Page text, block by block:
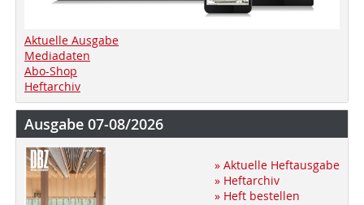
Aktuelle Ausgabe
Mediadaten
Abo-Shop
Heftarchiv
Ausgabe 07-08/2026
» Aktuelle Heftausgabe
» Heftarchiv
» Heft bestellen